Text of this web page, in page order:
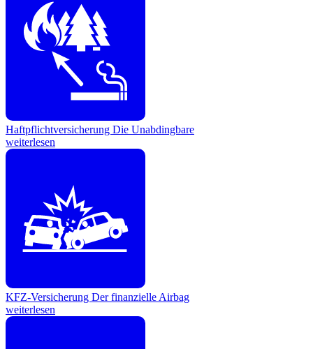
Haftpflichtversicherung Die Unabdingbare
weiterlesen
KFZ-Versicherung Der finanzielle Airbag
weiterlesen